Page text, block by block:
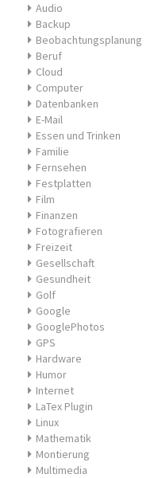
Audio
Backup
Beobachtungsplanung
Beruf
Cloud
Computer
Datenbanken
E-Mail
Essen und Trinken
Familie
Fernsehen
Festplatten
Film
Finanzen
Fotografieren
Freizeit
Gesellschaft
Gesundheit
Golf
Google
GooglePhotos
GPS
Hardware
Humor
Internet
LaTex Plugin
Linux
Mathematik
Montierung
Multimedia